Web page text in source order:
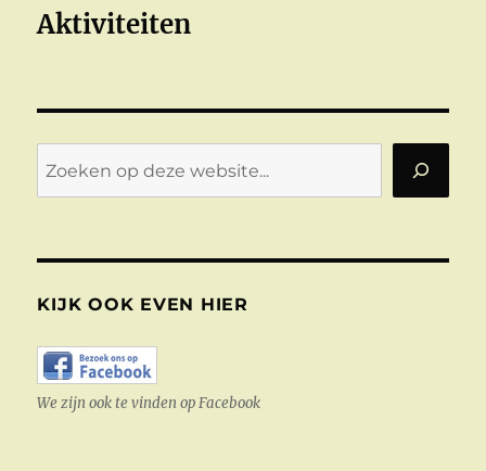
Aktiviteiten
KIJK OOK EVEN HIER
We zijn ook te vinden op Facebook